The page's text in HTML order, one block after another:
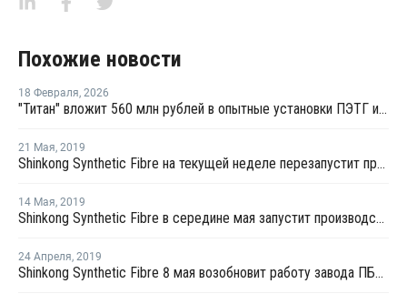
Похожие новости
18 Февраля, 2026
"Титан" вложит 560 млн рублей в опытные установки ПЭТГ и компаундов ПБТ
21 Мая, 2019
Shinkong Synthetic Fibre на текущей неделе перезапустит производство ПБТ в Тайване после профилактики
14 Мая, 2019
Shinkong Synthetic Fibre в середине мая запустит производство ПБТ в Тайване после профилактики
24 Апреля, 2019
Shinkong Synthetic Fibre 8 мая возобновит работу завода ПБТ в Тайване после плановой профилактики